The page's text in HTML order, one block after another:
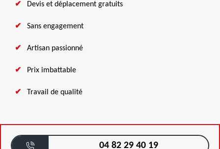
Devis et déplacement gratuits
Sans engagement
Artisan passionné
Prix imbattable
Travail de qualité
04 82 29 40 19